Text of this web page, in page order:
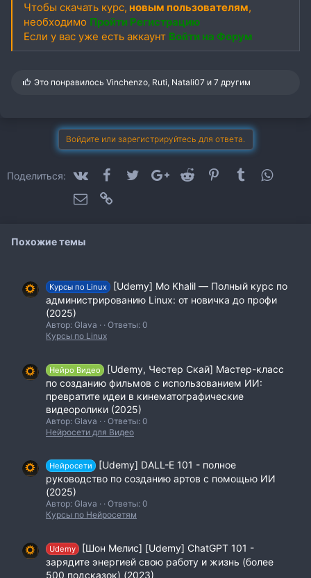
Чтобы скачать курс, новым пользователям,
необходимо Пройти Регистрацию
Если у вас уже есть аккаунт Войти на Форум
С
Это понравилосьVinchenzo, Ruti, Natali07 и 7 другим
Войдите или зарегистрируйтесь для ответа.
Поделиться: VK FacebookTwitterGoogle+Reddit PinterestTumblr
Электронная почта
Похожие темы
Курсы по Linux
[Udemy] Mo Khalil ― Полный курс по
администрированию Linux: от новичка до профи
(2025)
Автор: Glava
Ответы: 0
Курсы по Linux
Нейро Видео
[Udemy, Честер Скай] Мастер-класс
по созданию фильмов с использованием ИИ:
превратите идеи в кинематографические
видеоролики (2025)
Автор: Glava
Ответы: 0
Нейросети для Видео
Нейросети
[Udemy] DALL-E 101 - полное
руководство по созданию артов с помощью ИИ
(2025)
Автор: Glava
Ответы: 0
Курсы по Нейросетям
Udemy
[Шон Мелис] [Udemy] ChatGPT 101 -
зарядите энергией свою работу и жизнь (более
500 подсказок) (2023)